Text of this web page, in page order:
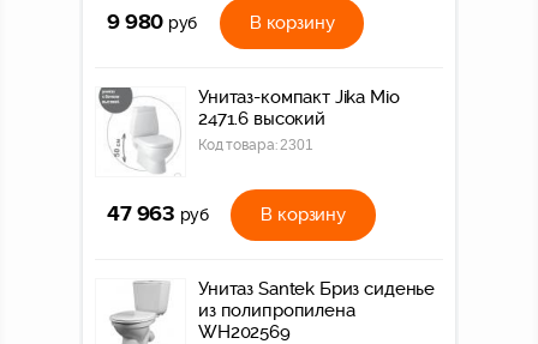
9 980 руб В корзину
Унитаз-компакт Jika Mio
2471.6 высокий
Код товара:2301
47 963 руб В корзину
Унитаз Santek Бриз сиденье
из полипропилена
WH202569